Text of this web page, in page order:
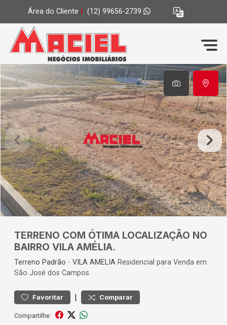
Área do Cliente (12) 99656-2739
TERRENO COM ÓTIMA LOCALIZAÇÃO NO
BAIRRO VILA AMÉLIA.
Terreno Padrão - VILA AMELIA Residencial para Venda em
São José dos Campos
Favoritar | Comparar
Compartilhe: